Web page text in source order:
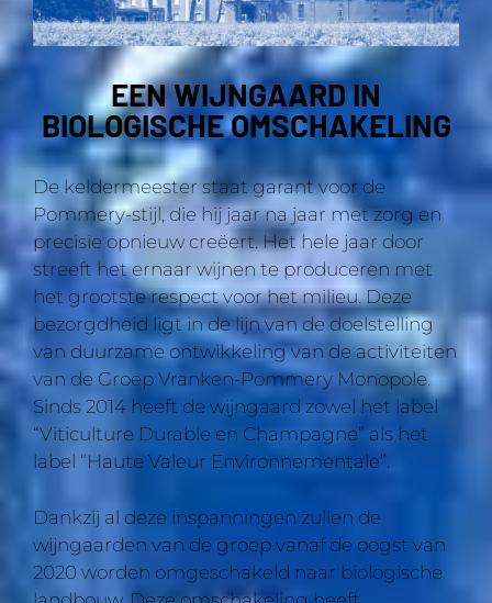
EEN WIJNGAARD IN
BIOLOGISCHE OMSCHAKELING
De keldermeester staat garant voor de
Pommery-stijl, die hij jaar na jaar met zorg en
precisie opnieuw creëert. Het hele jaar door
streeft het ernaar wijnen te produceren met
het grootste respect voor het milieu. Deze
bezorgdheid ligt in de lijn van de doelstelling
van duurzame ontwikkeling van de activiteiten
van de Groep Vranken-Pommery Monopole.
Sinds 2014 heeft de wijngaard zowel het label
“Viticulture Durable en Champagne” als het
label “Haute Valeur Environnementale”.
Dankzij al deze inspanningen zullen de
wijngaarden van de groep vanaf de oogst van
2020 worden omgeschakeld naar biologische